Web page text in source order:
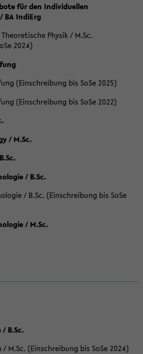
für den Individuellen
BA IndiErg
Physik / M.Sc.
2024)
(Einschreibung bis SoSe 2025)
(Einschreibung bis SoSe 2022)
/ M.Sc.
/ B.Sc.
/ B.Sc. (Einschreibung bis SoSe
/ M.Sc.
B.Sc.
M.Sc. (Einschreibung bis SoSe 2024)